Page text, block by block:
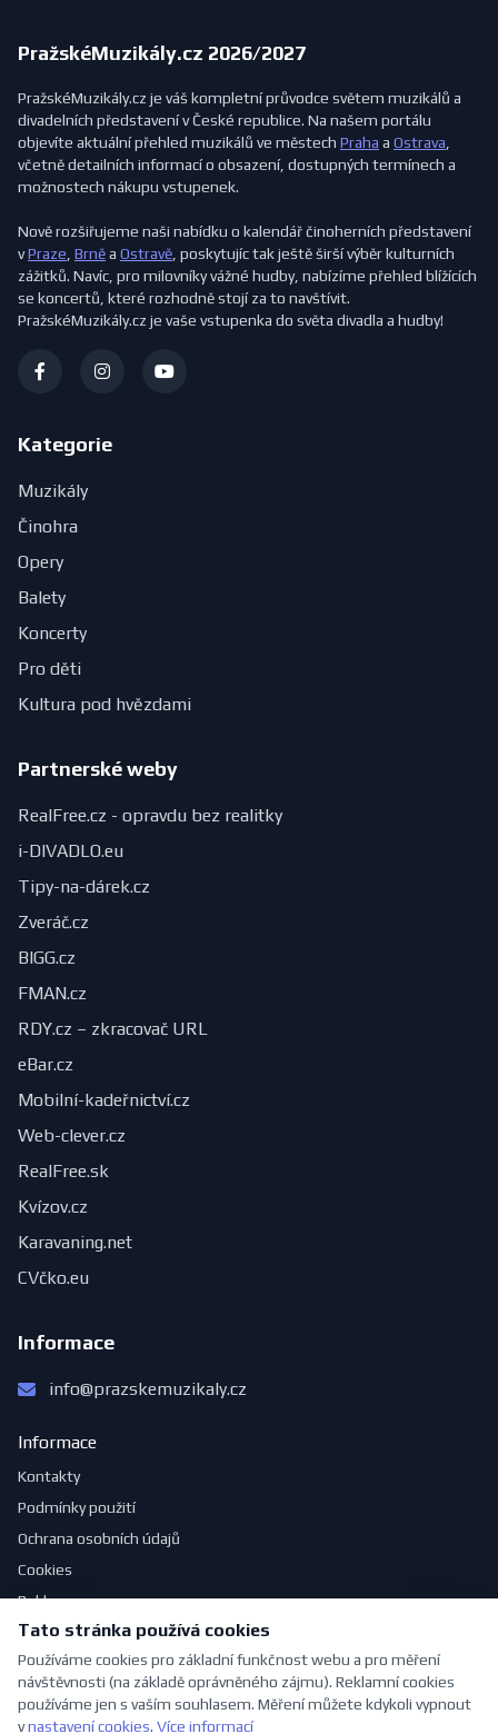
PražskéMuzikály.cz 2026/2027
PražskéMuzikály.cz je váš kompletní průvodce světem muzikálů a
divadelních představení v České republice. Na našem portálu
objevíte aktuální přehled muzikálů ve městech Praha a Ostrava,
včetně detailních informací o obsazení, dostupných termínech a
možnostech nákupu vstupenek.
Nově rozšiřujeme naši nabídku o kalendář činoherních představení
vPraze, Brněa Ostravě, poskytujíc tak ještě širší výběr kulturních
zážitků. Navíc, pro milovníky vážné hudby, nabízíme přehled blížících
se koncertů, které rozhodně stojí za to navštívit.
PražskéMuzikály.cz je vaše vstupenka do světa divadla a hudby!
Kategorie
Muzikály
Činohra
Opery
Balety
Koncerty
Pro děti
Kultura pod hvězdami
Partnerské weby
RealFree.cz - opravdu bez realitky
i-DIVADLO.eu
Tipy-na-dárek.cz
Zveráč.cz
BIGG.cz
FMAN.cz
RDY.cz – zkracovač URL
eBar.cz
Mobilní-kadeřnictví.cz
Web-clever.cz
RealFree.sk
Kvízov.cz
Karavaning.net
CVčko.eu
Informace
info@prazskemuzikaly.cz
Informace
Kontakty
Podmínky použití
Ochrana osobních údajů
Cookies
Reklama
Jak se obléknout do divadla
Tato stránka používá cookies
Používáme cookies pro základní funkčnost webu a pro měření
návštěvnosti (na základě oprávněného zájmu). Reklamní cookies
používáme jen s vaším souhlasem. Měření můžete kdykoli vypnout
vnastavení cookies. Více informací